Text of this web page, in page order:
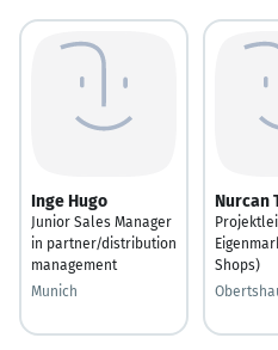
Inge Hugo
Junior Sales Manager
in partner/distribution
management
Munich
Nurcan
Shops)